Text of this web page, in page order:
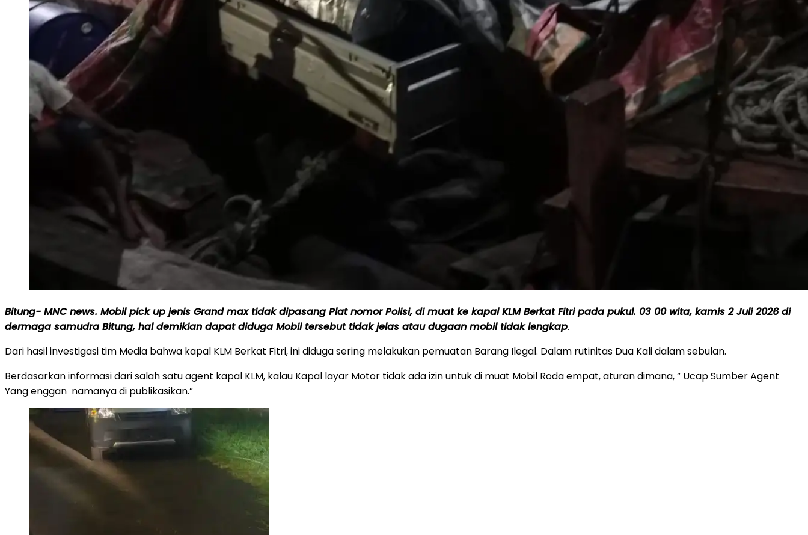
Bitung- MNC news. Mobil pick up jenis Grand max tidak dipasang Plat nomor Polisi, di muat ke kapal KLM Berkat Fitri pada pukul. 03 00 wita, kamis 2 Juli 2026 di
dermaga samudra Bitung, hal demikian dapat diduga Mobil tersebut tidak jelas atau dugaan mobil tidak lengkap.
Dari hasil investigasi tim Media bahwa kapal KLM Berkat Fitri, ini diduga sering melakukan pemuatan Barang Ilegal. Dalam rutinitas Dua Kali dalam sebulan.
Berdasarkan informasi dari salah satu agent kapal KLM, kalau Kapal layar Motor tidak ada izin untuk di muat Mobil Roda empat, aturan dimana, ” Ucap Sumber Agent
Yang enggan namanya di publikasikan.”